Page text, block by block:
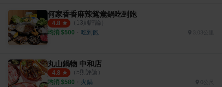
何家香香麻辣鴛鴦鍋吃到飽
4.8 （ 13則評論）
均消 $500 ・ 吃到飽
丸山鍋物 中和店
4.8 （ 5則評論）
均消 $580 ・ 火鍋